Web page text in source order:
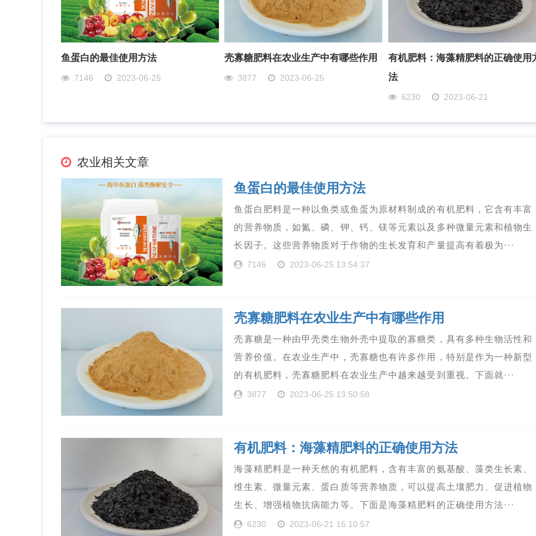
鱼蛋白的最佳使用方法
7146 2023-06-25
壳寡糖肥料在农业生产中有哪些作用
3877 2023-06-25
有机肥料：海藻精肥料的正确使用
法
6230 2023-06-21
农业相关文章
鱼蛋白的最佳使用方法
鱼蛋白肥料是一种以鱼类或鱼蛋为原材料制成的有机肥料，它含有丰富
的营养物质，如氮、磷、钾、钙、镁等元素以及多种微量元素和植物生
长因子。这些营养物质对于作物的生长发育和产量提高有着极为···
7146 2023-06-25 13:54:37
壳寡糖肥料在农业生产中有哪些作用
壳寡糖是一种由甲壳类生物外壳中提取的寡糖类，具有多种生物活性和
营养价值。在农业生产中，壳寡糖也有许多作用，特别是作为一种新型
的有机肥料，壳寡糖肥料在农业生产中越来越受到重视。下面就···
3877 2023-06-25 13:50:58
有机肥料：海藻精肥料的正确使用方法
海藻精肥料是一种天然的有机肥料，含有丰富的氨基酸、藻类生长素、
维生素、微量元素、蛋白质等营养物质，可以提高土壤肥力、促进植物
生长、增强植物抗病能力等。下面是海藻精肥料的正确使用方法···
6230 2023-06-21 16:10:57